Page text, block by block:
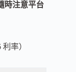
時注意平台
率）